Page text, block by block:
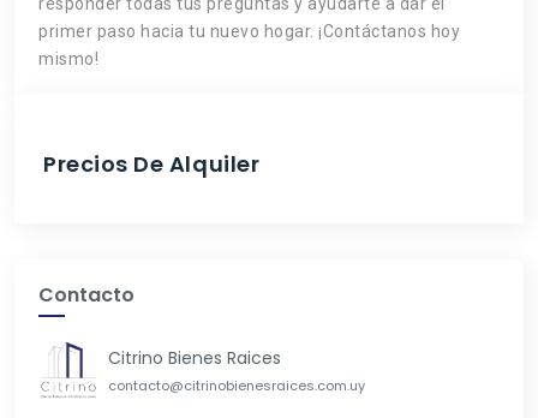
primer paso hacia tu nuevo hogar. ¡Contáctanos hoy
mismo!
Precios De Alquiler
Contacto
Citrino Bienes Raices
contacto@citrinobienesraices.com.uy